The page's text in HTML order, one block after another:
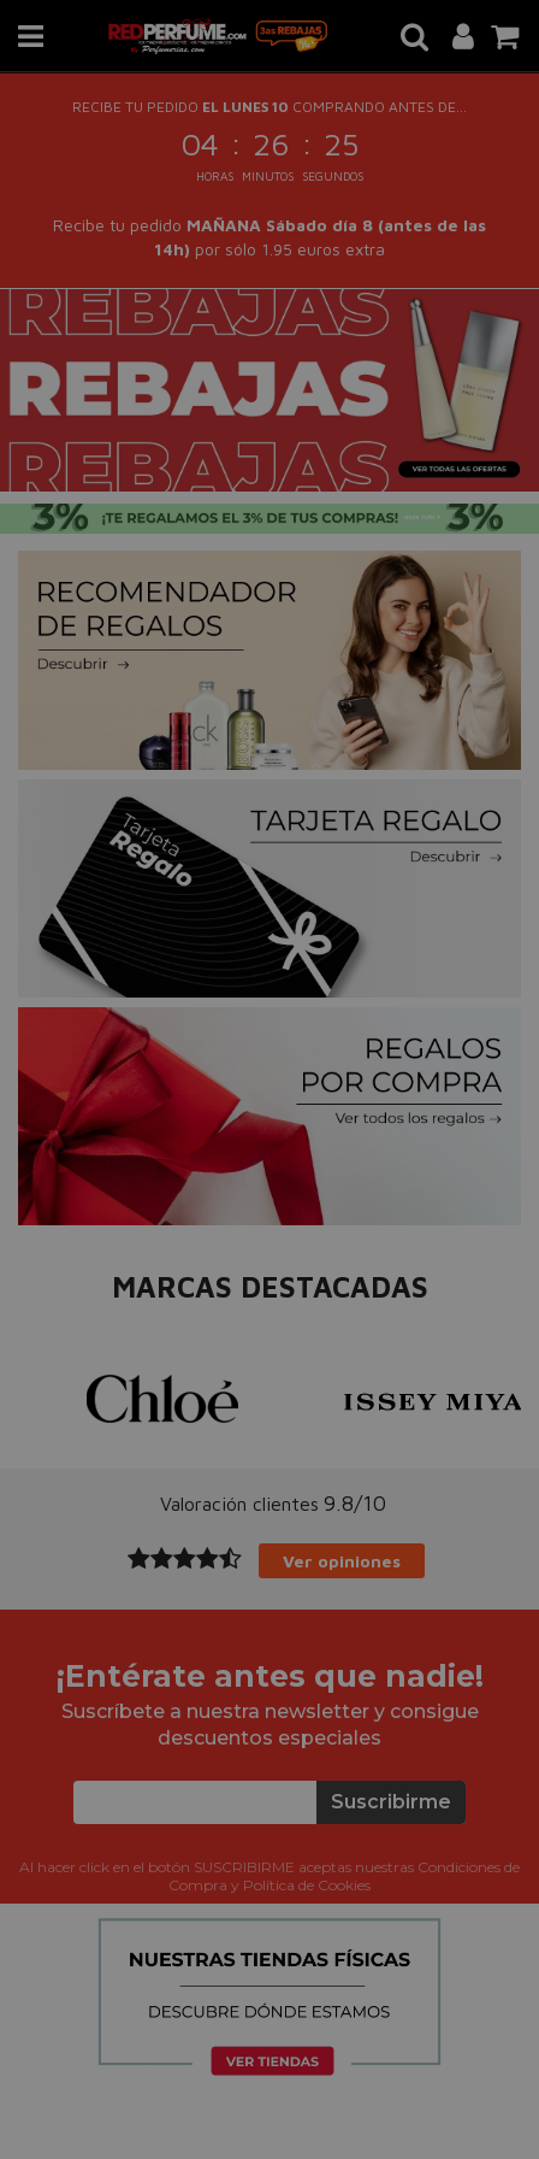
RECIBE TU PEDIDO EL LUNES 10 COMPRANDO ANTES DE...
04 : 26 : 25
HORAS MINUTOS SEGUNDOS
Recibe tu pedido MAÑANA Sábado día 8 (antes de las
14h) por sólo 1.95 euros extra
MARCAS DESTACADAS
Valoración clientes 9.8/10
Ver opiniones
¡Entérate antes que nadie!
Suscríbete a nuestra newsletter y consigue
descuentos especiales
Suscribirme
Al hacer click en el botón SUSCRIBIRME aceptas nuestras Condiciones de
Compra y Política de Cookies